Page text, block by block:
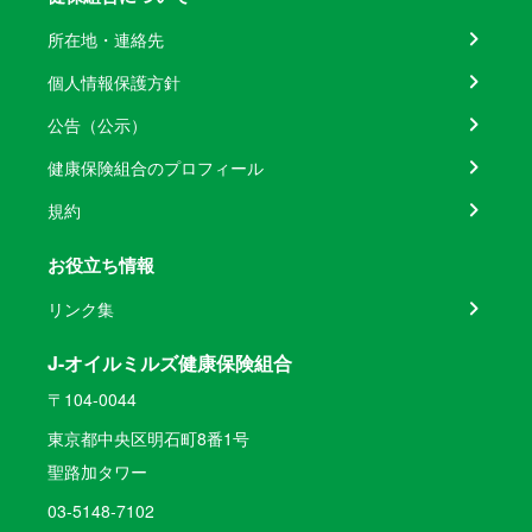
所在地・連絡先
個人情報保護方針
公告（公示）
健康保険組合のプロフィール
規約
お役立ち情報
リンク集
J-オイルミルズ健康保険組合
〒104-0044
東京都中央区明石町8番1号
聖路加タワー
03-5148-7102